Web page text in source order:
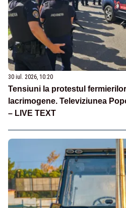
30 iul. 2026, 10:20
Tensiuni la protestul
lacrimogene. Televiziunea
– LIVE TEXT